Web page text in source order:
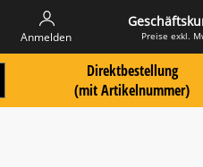
Anmelden Preise exkl.
hier eingeben:
Suche LandingpageDirektbestellung
(mit Artikelnummer)